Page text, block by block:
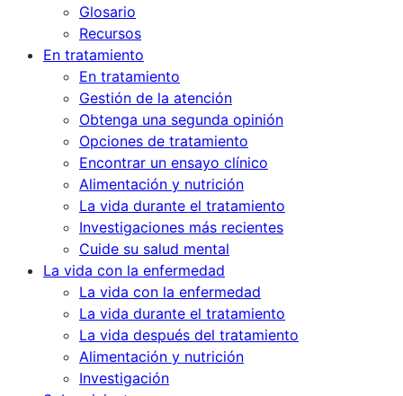
Glosario
Recursos
En tratamiento
En tratamiento
Gestión de la atención
Obtenga una segunda opinión
Opciones de tratamiento
Encontrar un ensayo clínico
Alimentación y nutrición
La vida durante el tratamiento
Investigaciones más recientes
Cuide su salud mental
La vida con la enfermedad
La vida con la enfermedad
La vida durante el tratamiento
La vida después del tratamiento
Alimentación y nutrición
Investigación